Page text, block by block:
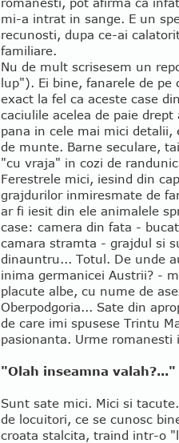
mi-a intrat in sange. E un
recunosti, dupa ce-ai
familiare.
Nu de mult scrisesem un
lup"). Ei bine, fanarele de
exact la fel ca aceste case
caciulile acelea de paie
pana in cele mai mici detalii,
de munte. Barne seculare,
"cu vraja" in cozi de
Ferestrele mici, iesind din
grajdurilor inmiresmate de
ar fi iesit din ele animalele
case: camera din fata -
camara stramta - grajdul si
dinauntru... Totul. De unde
inima germanicei Austrii? -
placute albe, cu nume de
Oberpodgoria... Sate din
de care imi spusese Trintu
pasionanta. Urme romanesti
"Olah inseamna valah?..."
Sunt sate mici. Mici si
de locuitori, ce se cunosc
croata stalcita, traind intr-o